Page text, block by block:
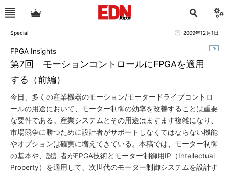
Special 2009年12月1日
第7回 モーションコントロールにFPGAを適用
する（前編）
FPGA Insights
今日、多くの産業機器のモーション/モータードライブコントロ
ールの用途において、モーター制御の効率を改善することは重要
な要件である。産業システムとその用途はますます複雑になり、
市場競争に勝つために設計者がサポートしなくてはならない機能
やオプションは確実に増えてきている。本稿では、モーター制御
の基本や、設計者がFPGA技術とモーター制御用IP（Intellectual
Property）を適用して、次世代のモーター制御システムを設計す